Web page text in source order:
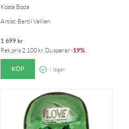
Kosta Boda
Artist: Bertil Vallien
1 699kr
Rek.pris 2 100 kr. Du sparar-19%
KÖP I lager.